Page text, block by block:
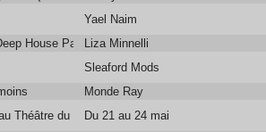
Yael Naim
House Pains)Liza Minnelli
Sleaford Mods
Monde Ray
Théâtre du ChâteletDu 21 au 24 mai